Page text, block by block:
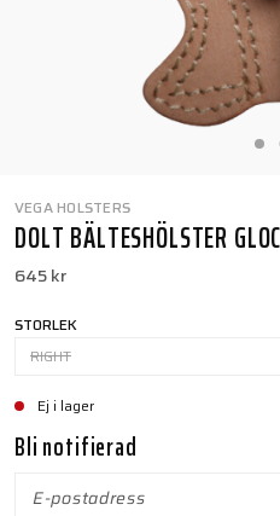
VEGA HOLSTERS
DOLT BÄLTESHÖLSTER
645 kr
STORLEK
RIGHT
Ej i lager
Bli notifierad